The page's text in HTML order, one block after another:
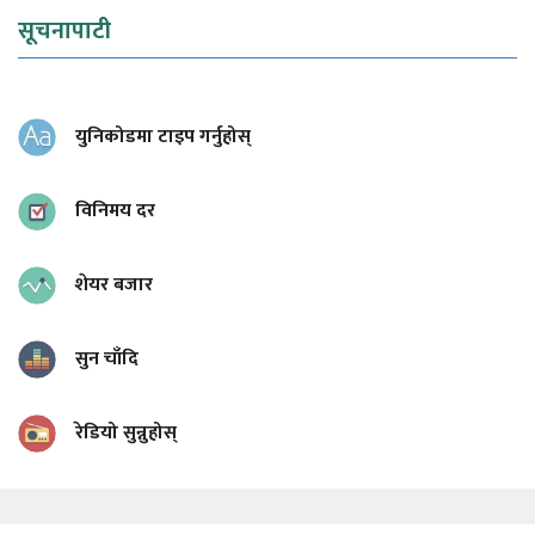
सूचनापाटी
युनिकोडमा टाइप गर्नुहोस्
विनिमय दर
शेयर बजार
सुन चाँदि
रेडियो सुन्नुहोस्